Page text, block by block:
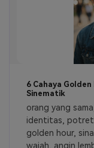
6 Cahaya
Sinematik
orang yang
identitas,
golden hour,
wajah, angin